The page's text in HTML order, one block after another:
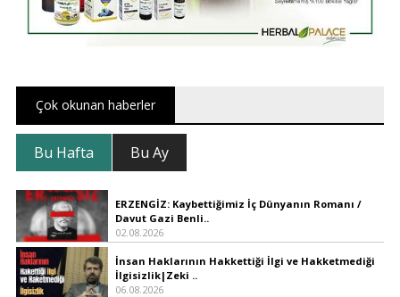
Çok okunan haberler
Bu Hafta Bu Ay
ERZENGİZ: Kaybettiğimiz İç Dünyanın Romanı /
Davut Gazi Benli..
02.08.2026
İnsan Haklarının Hakkettiği İlgi ve Hakketmediği
İlgisizlik|Zeki ..
06.08.2026